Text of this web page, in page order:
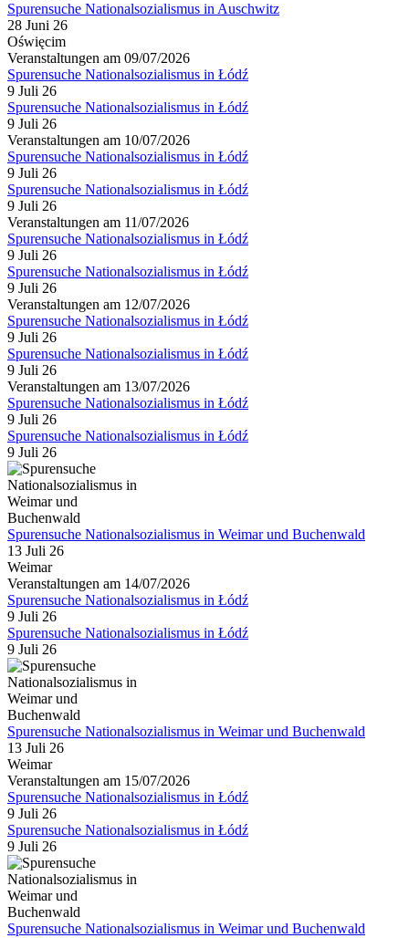
Spurensuche Nationalsozialismus in Auschwitz
28 Juni 26
Oświęcim
Veranstaltungen am 09/07/2026
Spurensuche Nationalsozialismus in Łódź
9 Juli 26
Spurensuche Nationalsozialismus in Łódź
9 Juli 26
Veranstaltungen am 10/07/2026
Spurensuche Nationalsozialismus in Łódź
9 Juli 26
Spurensuche Nationalsozialismus in Łódź
9 Juli 26
Veranstaltungen am 11/07/2026
Spurensuche Nationalsozialismus in Łódź
9 Juli 26
Spurensuche Nationalsozialismus in Łódź
9 Juli 26
Veranstaltungen am 12/07/2026
Spurensuche Nationalsozialismus in Łódź
9 Juli 26
Spurensuche Nationalsozialismus in Łódź
9 Juli 26
Veranstaltungen am 13/07/2026
Spurensuche Nationalsozialismus in Łódź
9 Juli 26
Spurensuche Nationalsozialismus in Łódź
9 Juli 26
Spurensuche Nationalsozialismus in Weimar und Buchenwald
13 Juli 26
Weimar
Veranstaltungen am 14/07/2026
Spurensuche Nationalsozialismus in Łódź
9 Juli 26
Spurensuche Nationalsozialismus in Łódź
9 Juli 26
Spurensuche Nationalsozialismus in Weimar und Buchenwald
13 Juli 26
Weimar
Veranstaltungen am 15/07/2026
Spurensuche Nationalsozialismus in Łódź
9 Juli 26
Spurensuche Nationalsozialismus in Łódź
9 Juli 26
Spurensuche Nationalsozialismus in Weimar und Buchenwald